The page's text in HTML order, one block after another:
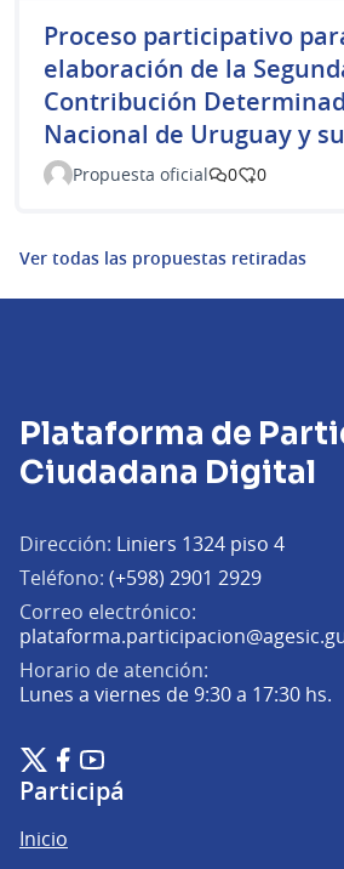
Proceso participativo
elaboración de la
Contribución
Nacional de Uruguay y
Propuesta oficial 0 0
Ver todas las propuestas retiradas
Plataforma de
Ciudadana Digital
Dirección: Liniers 1324 piso 4
Teléfono: (+598) 2901 2929
Correo electrónico:
Horario de atención:
Lunes a viernes de 9:30 a 17:30 hs.
Plataforma de Participación Ciudadana
(Enlace externo)
Plataforma de Participación
(Enlace externo)
Plataforma de Participación
(Enlace externo)
Participá
Inicio